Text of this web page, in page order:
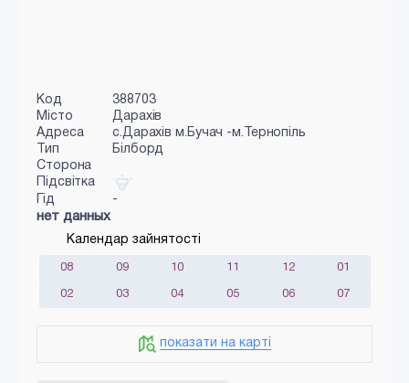
Код
388703
Місто
Дарахів
Адреса
с.Дарахів м.Бучач -м.Тернопіль
Тип
Білборд
Сторона
Підсвітка
Гід
-
нет данных
Календар зайнятості
08 09 10 11 12 01
02 03 04 05 06 07
показати на карті